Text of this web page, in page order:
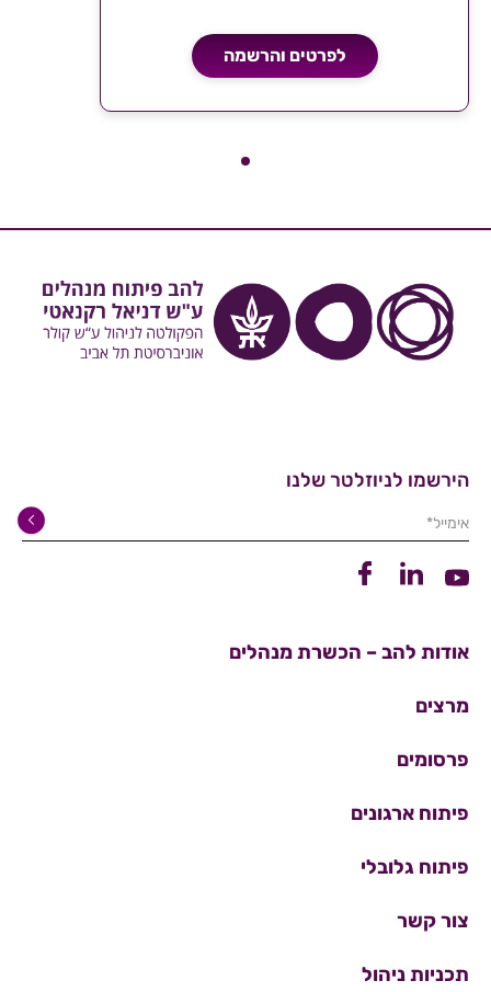
לפרטים והרשמה
הירשמו לניוזלטר שלנו
אימייל*
קישור ליוטיובקישור ללינקדיןקישור לפייסבוק
אודות להב – הכשרת מנהלים
מרצים
פרסומים
פיתוח ארגונים
פיתוח גלובלי
צור קשר
תכניות ניהול